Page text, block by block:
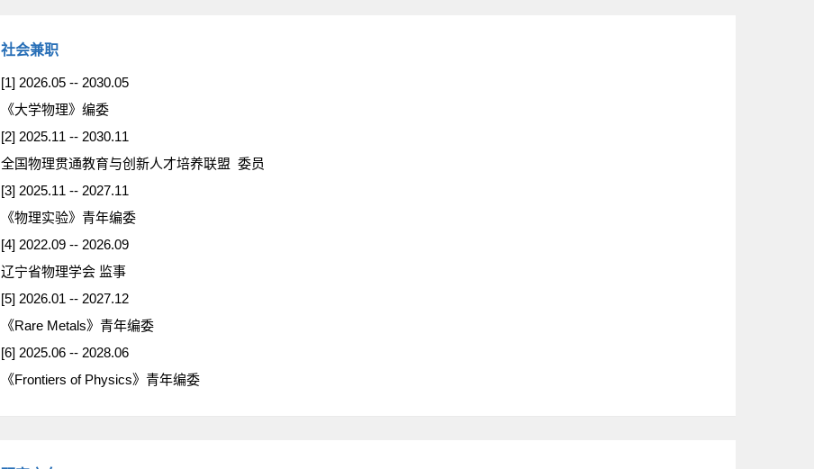
社会兼职
[1] 2026.05 -- 2030.05
《大学物理》编委
[2] 2025.11 -- 2030.11
全国物理贯通教育与创新人才培养联盟 委员
[3] 2025.11 -- 2027.11
《物理实验》青年编委
[4] 2022.09 -- 2026.09
辽宁省物理学会 监事
[5] 2026.01 -- 2027.12
《Rare Metals》青年编委
[6] 2025.06 -- 2028.06
《Frontiers of Physics》青年编委